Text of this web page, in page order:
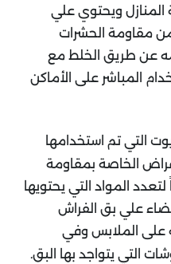
المنازل ويحتوي علي
من مقاومة الحشرات
عن طريق الخلط مع
المباشر على الأماكن
التي تم استخدامها
الخاصة بمقاومة
لتعدد المواد التي يحتويها
علي بق الفراش
على الملابس وفي
التي يتواجد بها البق.